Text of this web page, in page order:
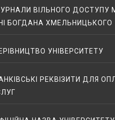
ВІЛЬНОГО ДОСТУПУ
БОГДАНА ХМЕЛЬНИЦЬКОГО
УНІВЕРСИТЕТУ
РЕКВІЗИТИ ДЛЯ